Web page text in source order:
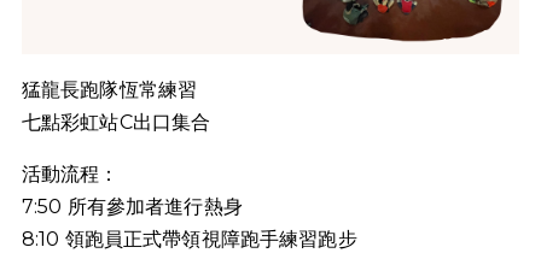
猛龍長跑隊恆常練習
七點彩虹站C出口集合
活動流程：
7:50 所有參加者進行熱身
8:10 領跑員正式帶領視障跑手練習跑步